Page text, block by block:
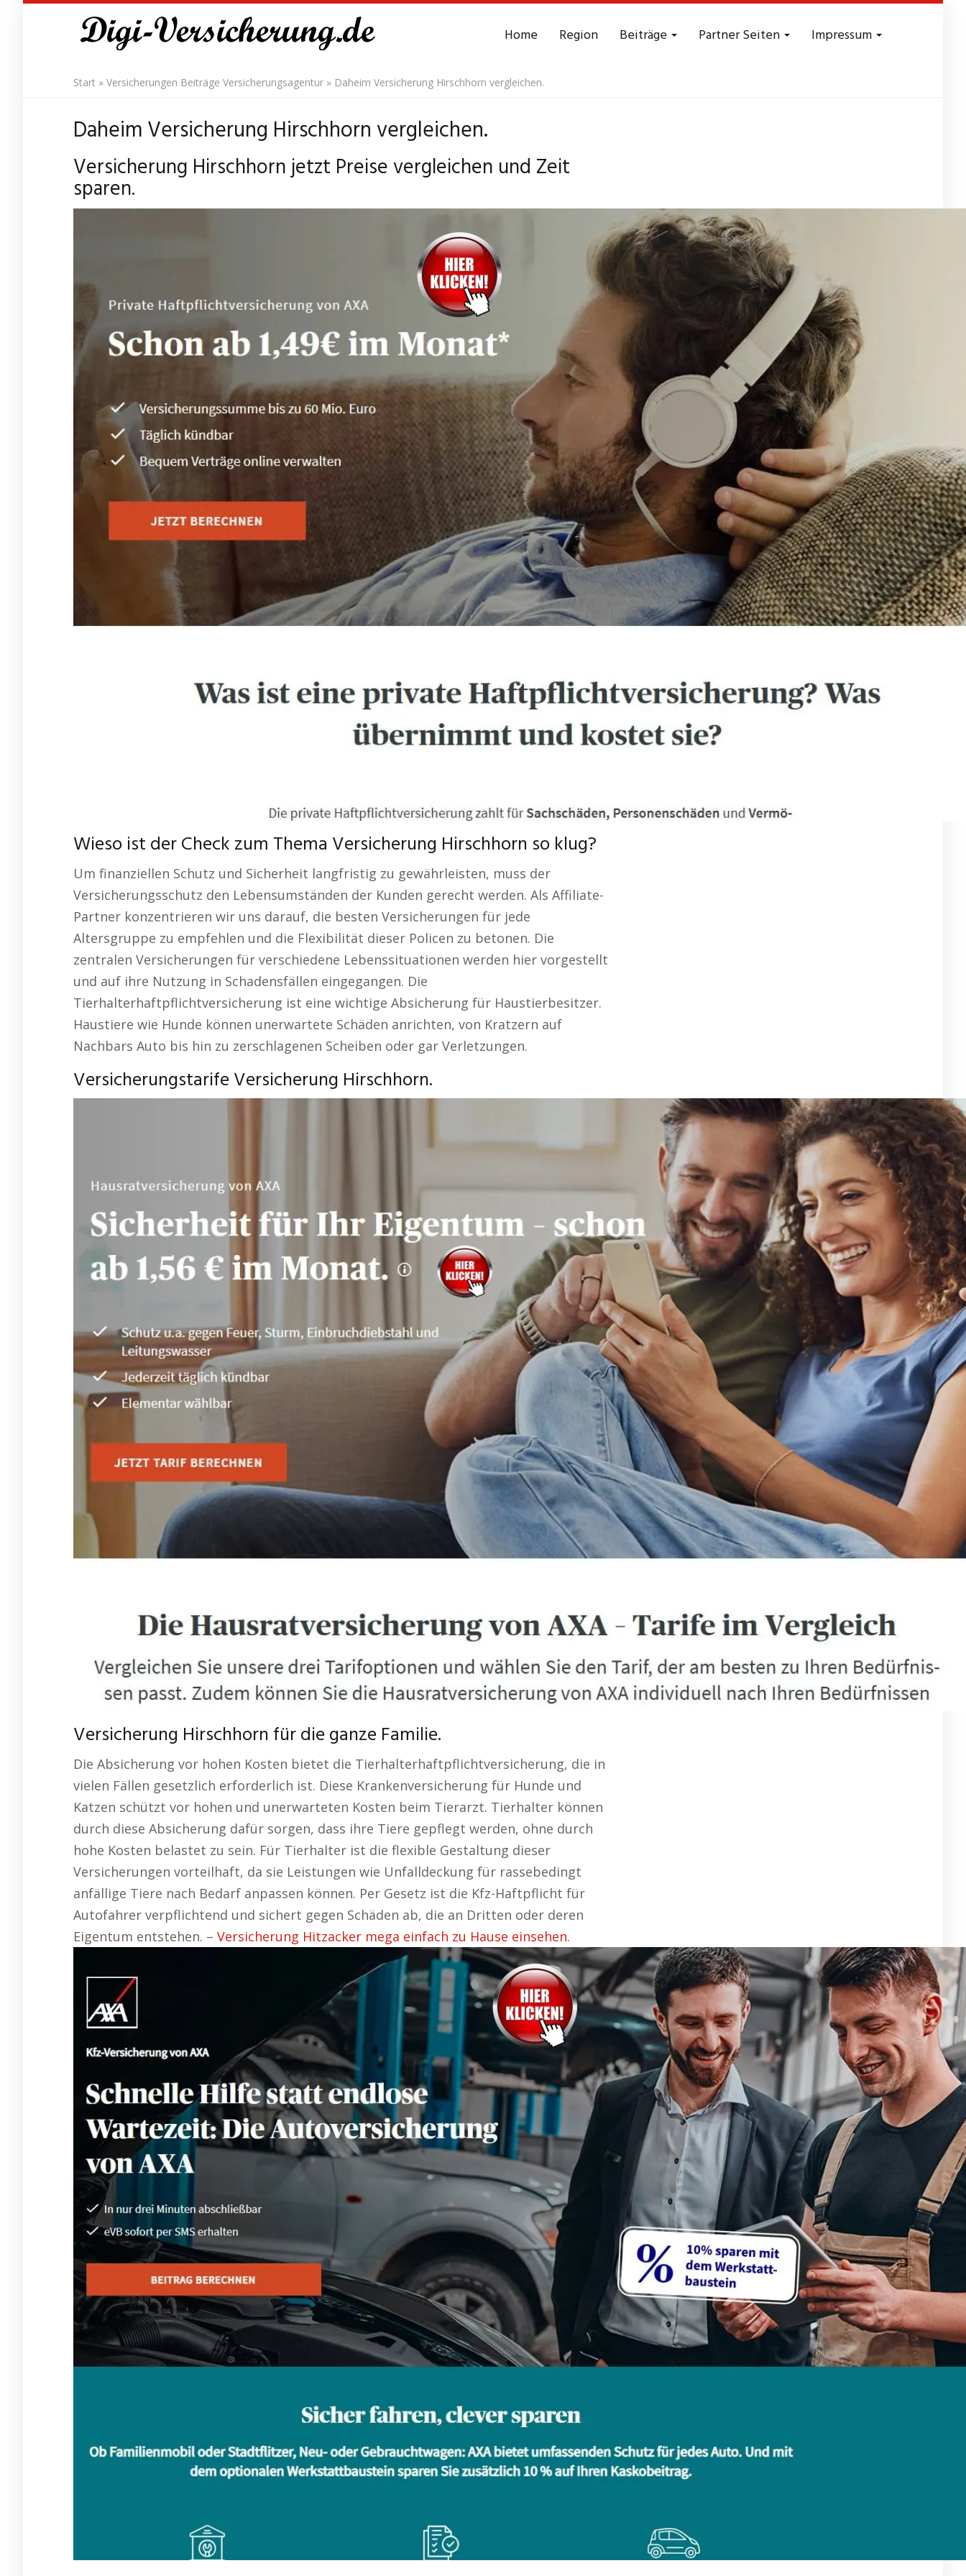
Home Region Beiträge Partner Seiten Impressum
Start » Versicherungen Beiträge Versicherungsagentur » Daheim Versicherung Hirschhorn vergleichen.
Daheim Versicherung Hirschhorn vergleichen.
Versicherung Hirschhorn jetzt Preise vergleichen und Zeit
sparen.
Wieso ist der Check zum Thema Versicherung Hirschhorn so klug?
Um finanziellen Schutz und Sicherheit langfristig zu gewährleisten, muss der
Versicherungsschutz den Lebensumständen der Kunden gerecht werden. Als Affiliate-
Partner konzentrieren wir uns darauf, die besten Versicherungen für jede
Altersgruppe zu empfehlen und die Flexibilität dieser Policen zu betonen. Die
zentralen Versicherungen für verschiedene Lebenssituationen werden hier vorgestellt
und auf ihre Nutzung in Schadensfällen eingegangen. Die
Tierhalterhaftpflichtversicherung ist eine wichtige Absicherung für Haustierbesitzer.
Haustiere wie Hunde können unerwartete Schäden anrichten, von Kratzern auf
Nachbars Auto bis hin zu zerschlagenen Scheiben oder gar Verletzungen.
Versicherungstarife Versicherung Hirschhorn.
Versicherung Hirschhorn für die ganze Familie.
Die Absicherung vor hohen Kosten bietet die Tierhalterhaftpflichtversicherung, die in
vielen Fällen gesetzlich erforderlich ist. Diese Krankenversicherung für Hunde und
Katzen schützt vor hohen und unerwarteten Kosten beim Tierarzt. Tierhalter können
durch diese Absicherung dafür sorgen, dass ihre Tiere gepflegt werden, ohne durch
hohe Kosten belastet zu sein. Für Tierhalter ist die flexible Gestaltung dieser
Versicherungen vorteilhaft, da sie Leistungen wie Unfalldeckung für rassebedingt
anfällige Tiere nach Bedarf anpassen können. Per Gesetz ist die Kfz-Haftpflicht für
Autofahrer verpflichtend und sichert gegen Schäden ab, die an Dritten oder deren
Eigentum entstehen. – Versicherung Hitzacker mega einfach zu Hause einsehen.